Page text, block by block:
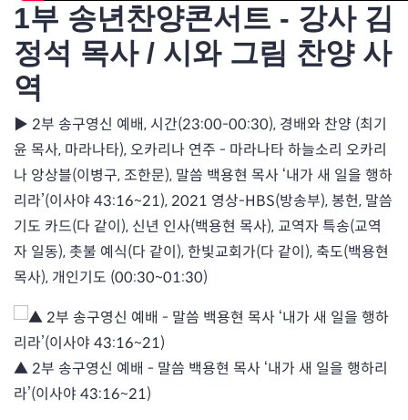
1부 송년찬양콘서트 - 강사 김
정석 목사 / 시와 그림 찬양 사
역
▶ 2부 송구영신 예배, 시간(23:00-00:30), 경배와 찬양 (최기
윤 목사, 마라나타), 오카리나 연주 - 마라나타 하늘소리 오카리
나 앙상블(이병구, 조한문), 말씀 백용현 목사 ‘내가 새 일을 행하
리라’(이사야 43:16~21), 2021 영상-HBS(방송부), 봉헌, 말씀
기도 카드(다 같이), 신년 인사(백용현 목사), 교역자 특송(교역
자 일동), 촛불 예식(다 같이), 한빛교회가(다 같이), 축도(백용현
목사), 개인기도 (00:30~01:30)
▲ 2부 송구영신 예배 - 말씀 백용현 목사 ‘내가 새 일을 행하리
라’(이사야 43:16~21)